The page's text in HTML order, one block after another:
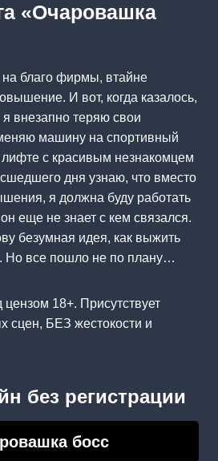
«Очаровашка
на благо фирмы, втайне
И вот, когда казалось,
я внезапно теряю свои
машину на спортивный
лифте с красивым незнакомцем
дня узнаю, что вместо
я должна буду работать
еще не знает с кем связался.
безумная идея, как выжить
Но все пошло не по плану…
18+. Присутствует
сцен, БЕЗ жестокости и
без регистрации
босс